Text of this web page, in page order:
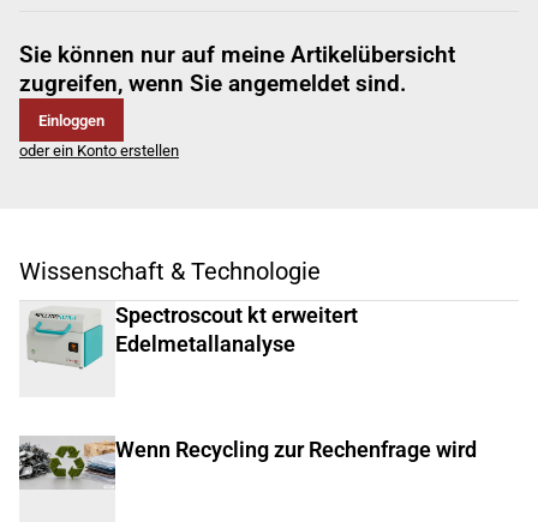
Sie können nur auf meine Artikelübersicht
zugreifen, wenn Sie angemeldet sind.
Einloggen
oder ein Konto erstellen
Wissenschaft & Technologie
Spectroscout kt erweitert
Edelmetallanalyse
Wenn Recycling zur Rechenfrage wird